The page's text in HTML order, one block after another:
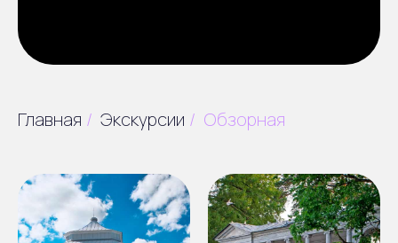
Главная / Экскурсии / Обзорная